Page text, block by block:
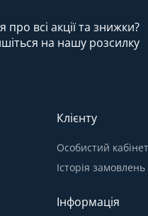
про всі акції та знижки?
на нашу розсилку
Клієнту
Особистий кабінет
Історія замовлень
Інформація